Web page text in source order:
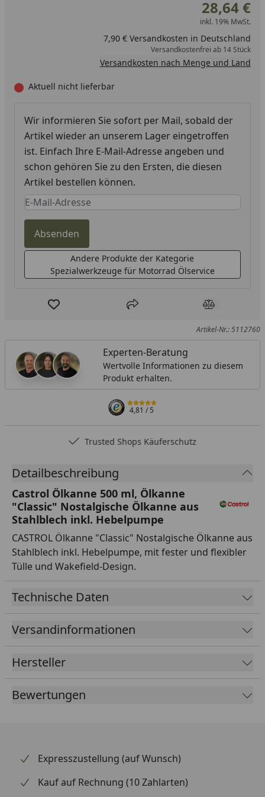
28,64 €
inkl. 19% MwSt.
7,90 € Versandkosten in Deutschland
Versandkostenfrei ab 14 Stück
Versandkosten nach Menge und Land
Aktuell nicht lieferbar
Wir informieren Sie sofort per Mail, sobald der
Artikel wieder an unserem Lager eingetroffen
ist. Einfach Ihre E-Mail-Adresse angeben und
schon gehören Sie zu den Ersten, die diesen
Artikel bestellen können.
Keine Eingabe erforderlich
Eingabe erforderlich
Absenden
Andere Produkte der Kategorie
Spezialwerkzeuge für Motorrad Ölservice
Produkt zur Wunschliste hinzufügen
Teilen Produkt
Artikel-Nr.: 5112760
Experten-Beratung
Wertvolle Informationen zu diesem
Produkt erhalten.
4,81/ 5
Trusted Shops Käuferschutz
Detailbeschreibung
Castrol Ölkanne 500 ml, Ölkanne
"Classic" Nostalgische Ölkanne aus
Stahlblech inkl. Hebelpumpe
CASTROL Ölkanne "Classic" Nostalgische Ölkanne aus
Stahlblech inkl. Hebelpumpe, mit fester und flexibler
Tülle und Wakefield-Design.
Technische Daten
Versandinformationen
Hersteller
Bewertungen
Expresszustellung (auf Wunsch)
Kauf auf Rechnung (10 Zahlarten)